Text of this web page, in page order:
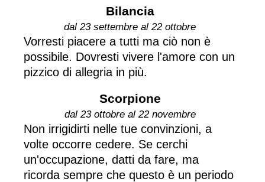
Bilancia
dal 23 settembre al 22 ottobre
Vorresti piacere a tutti ma ciò non è
possibile. Dovresti vivere l'amore con un
pizzico di allegria in più.
Scorpione
dal 23 ottobre al 22 novembre
Non irrigidirti nelle tue convinzioni, a
volte occorre cedere. Se cerchi
un'occupazione, datti da fare, ma
ricorda sempre che questo è un periodo